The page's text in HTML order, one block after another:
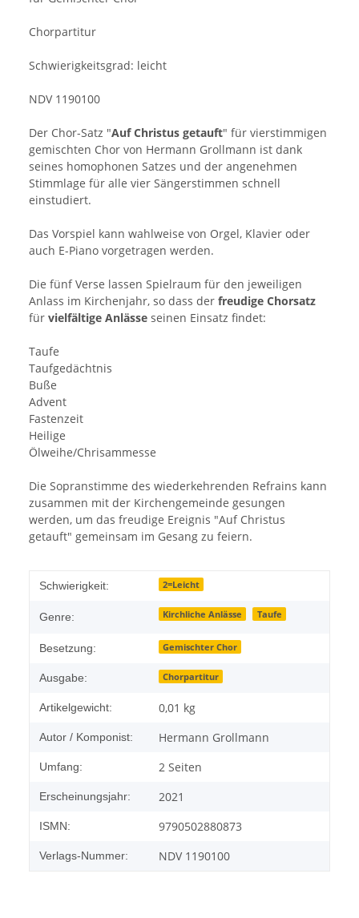
Chorpartitur
Schwierigkeitsgrad: leicht
NDV 1190100
Der Chor-Satz "Auf Christus getauft" für vierstimmigen
gemischten Chor von Hermann Grollmann ist dank
seines homophonen Satzes und der angenehmen
Stimmlage für alle vier Sängerstimmen schnell
einstudiert.
Das Vorspiel kann wahlweise von Orgel, Klavier oder
auch E-Piano vorgetragen werden.
Die fünf Verse lassen Spielraum für den jeweiligen
Anlass im Kirchenjahr, so dass der freudige Chorsatz
für vielfältige Anlässe seinen Einsatz findet:
Taufe
Taufgedächtnis
Buße
Advent
Fastenzeit
Heilige
Ölweihe/Chrisammesse
Die Sopranstimme des wiederkehrenden Refrains kann
zusammen mit der Kirchengemeinde gesungen
werden, um das freudige Ereignis "Auf Christus
getauft" gemeinsam im Gesang zu feiern.
Schwierigkeit: 2=Leicht
Genre: Kirchliche Anlässe Taufe
Besetzung: Gemischter Chor
Ausgabe: Chorpartitur
Artikelgewicht: 0,01 kg
Autor / Komponist: Hermann Grollmann
Umfang: 2 Seiten
Erscheinungsjahr: 2021
ISMN: 9790502880873
Verlags-Nummer: NDV 1190100